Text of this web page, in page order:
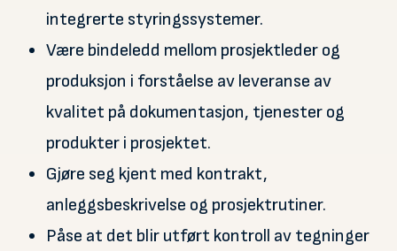
integrerte styringssystemer.
Være bindeledd mellom prosjektleder og
produksjon i forståelse av leveranse av
kvalitet på dokumentasjon, tjenester og
produkter i prosjektet.
Gjøre seg kjent med kontrakt,
anleggsbeskrivelse og prosjektrutiner.
Påse at det blir utført kontroll av tegninger